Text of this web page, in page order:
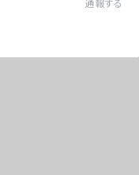
通報する